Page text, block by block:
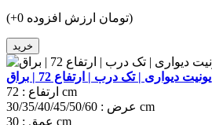
(+0 تومان ارزش افزوده)
خرید
یونیت دیواری | تک درب | ارتفاع 72 | براق
ارتفاع : 72 cm
عرض : 30/35/40/45/50/60 cm
عمق : 30 cm